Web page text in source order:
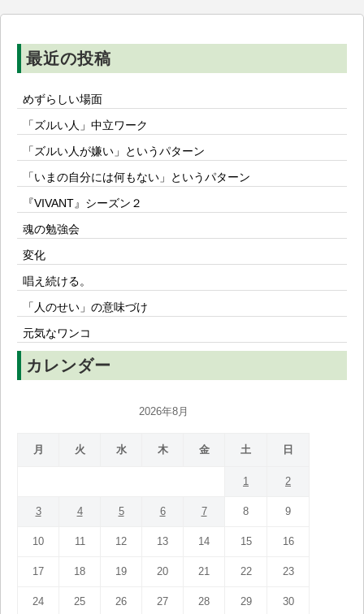
最近の投稿
めずらしい場面
「ズルい人」中立ワーク
「ズルい人が嫌い」というパターン
「いまの自分には何もない」というパターン
『VIVANT』シーズン２
魂の勉強会
変化
唱え続ける。
「人のせい」の意味づけ
元気なワンコ
カレンダー
2026年8月
月 火 水 木 金 土 日
1 2
3 4 5 6 7 8 9
10 11 12 13 14 15 16
17 18 19 20 21 22 23
24 25 26 27 28 29 30